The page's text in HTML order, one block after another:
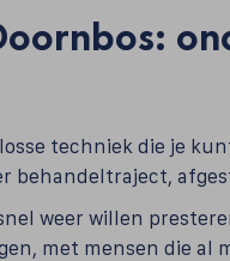
techniek die je
behandeltraject,
weer willen
met mensen die al